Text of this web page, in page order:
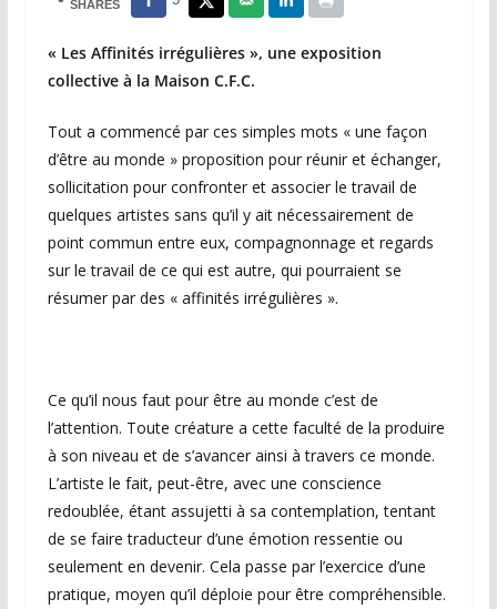
SHARES
« Les Affinités irrégulières », une exposition
collective à la Maison C.F.C.
Tout a commencé par ces simples mots « une façon
d’être au monde » proposition pour réunir et échanger,
sollicitation pour confronter et associer le travail de
quelques artistes sans qu’il y ait nécessairement de
point commun entre eux, compagnonnage et regards
sur le travail de ce qui est autre, qui pourraient se
résumer par des « affinités irrégulières ».
Ce qu’il nous faut pour être au monde c’est de
l’attention. Toute créature a cette faculté de la produire
à son niveau et de s’avancer ainsi à travers ce monde.
L’artiste le fait, peut-être, avec une conscience
redoublée, étant assujetti à sa contemplation, tentant
de se faire traducteur d’une émotion ressentie ou
seulement en devenir. Cela passe par l’exercice d’une
pratique, moyen qu’il déploie pour être compréhensible.